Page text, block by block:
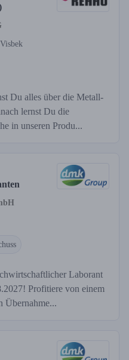
Du alles über die Metall-
lernst Du die
in unseren Produ...
Laborant
Profitiere von einem
Übernahme...